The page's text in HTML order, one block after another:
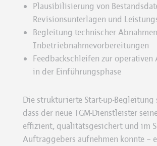
Plausibilisierung von
Revisionsunterlagen und
Begleitung technischer
Inbetriebnahmevorbereitungen
Feedbackschleifen zur operativen
in der Einführungsphase
Die strukturierte Start-up-Begleitung
dass der neue TGM-Dienstleister
effizient, qualitätsgesichert und im
Auftraggebers aufnehmen konnte –